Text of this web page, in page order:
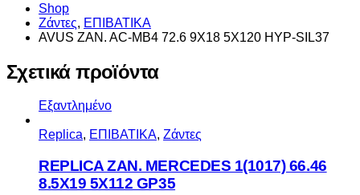
Shop
Ζάντες, ΕΠΙΒΑΤΙΚΑ
AVUS ZAN. AC-MB4 72.6 9X18 5X120 HYP-SIL37
Σχετικά προϊόντα
Εξαντλημένο
Replica, ΕΠΙΒΑΤΙΚΑ, Ζάντες
REPLICA ZAN. MERCEDES 1(1017) 66.46
8.5X19 5X112 GP35